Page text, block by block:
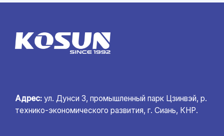
Адрес: ул. Дунси 3, промышленный парк Цзинвэй, р.
технико-экономического развития, г. Сиань, КНР.